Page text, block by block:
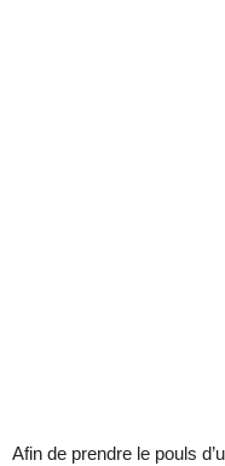
Afin de prendre le pouls